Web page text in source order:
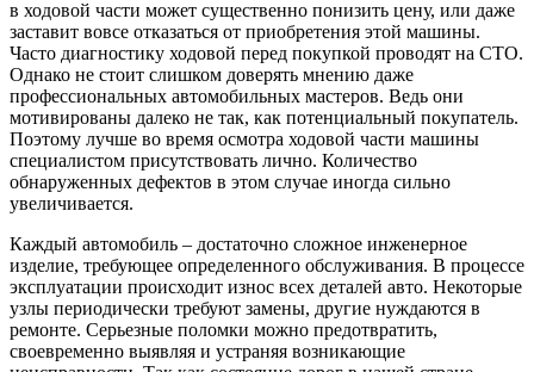
в ходовой части может существенно понизить цену, или даже
заставит вовсе отказаться от приобретения этой машины.
Часто диагностику ходовой перед покупкой проводят на СТО.
Однако не стоит слишком доверять мнению даже
профессиональных автомобильных мастеров. Ведь они
мотивированы далеко не так, как потенциальный покупатель.
Поэтому лучше во время осмотра ходовой части машины
специалистом присутствовать лично. Количество
обнаруженных дефектов в этом случае иногда сильно
увеличивается.
Каждый автомобиль – достаточно сложное инженерное
изделие, требующее определенного обслуживания. В процессе
эксплуатации происходит износ всех деталей авто. Некоторые
узлы периодически требуют замены, другие нуждаются в
ремонте. Серьезные поломки можно предотвратить,
своевременно выявляя и устраняя возникающие